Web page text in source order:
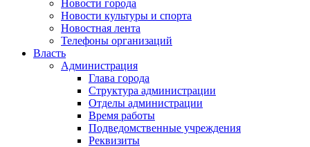
Новости города
Новости культуры и спорта
Новостная лента
Телефоны организаций
Власть
Администрация
Глава города
Структура администрации
Отделы администрации
Время работы
Подведомственные учреждения
Реквизиты